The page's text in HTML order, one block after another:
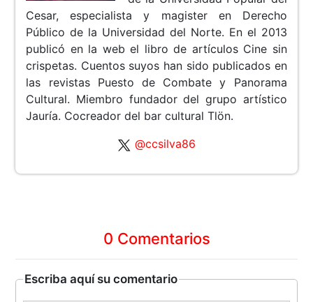
Cesar, especialista y magister en Derecho
Público de la Universidad del Norte. En el 2013
publicó en la web el libro de artículos Cine sin
crispetas. Cuentos suyos han sido publicados en
las revistas Puesto de Combate y Panorama
Cultural. Miembro fundador del grupo artístico
Jauría. Cocreador del bar cultural Tlön.
@ccsilva86
0 Comentarios
Escriba aquí su comentario